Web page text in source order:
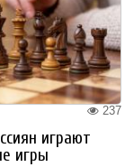
237
играют
игры